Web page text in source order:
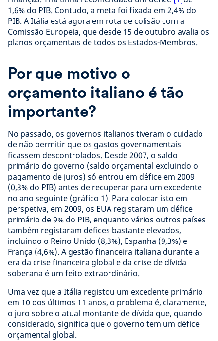
1,6% do PIB. Contudo, a meta foi fixada em 2,4% do
PIB. A Itália está agora em rota de colisão com a
Comissão Europeia, que desde 15 de outubro avalia os
planos orçamentais de todos os Estados-Membros.
Por que motivo o
orçamento italiano é tão
importante?
No passado, os governos italianos tiveram o cuidado
de não permitir que os gastos governamentais
ficassem descontrolados. Desde 2007, o saldo
primário do governo (saldo orçamental excluindo o
pagamento de juros) só entrou em défice em 2009
(0,3% do PIB) antes de recuperar para um excedente
no ano seguinte (gráfico 1). Para colocar isto em
perspetiva, em 2009, os EUA registaram um défice
primário de 9% do PIB, enquanto vários outros países
também registaram défices bastante elevados,
incluindo o Reino Unido (8,3%), Espanha (9,3%) e
França (4,6%). A gestão financeira italiana durante a
era da crise financeira global e da crise de dívida
soberana é um feito extraordinário.
Uma vez que a Itália registou um excedente primário
em 10 dos últimos 11 anos, o problema é, claramente,
o juro sobre o atual montante de dívida que, quando
considerado, significa que o governo tem um défice
orçamental global.